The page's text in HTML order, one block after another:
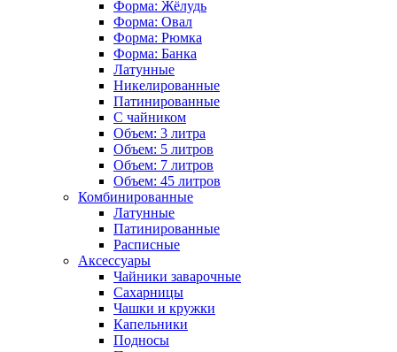
Форма: Жёлудь
Форма: Овал
Форма: Рюмка
Форма: Банка
Латунные
Никелированные
Патинированные
С чайником
Объем: 3 литра
Объем: 5 литров
Объем: 7 литров
Объем: 45 литров
Комбинированные
Латунные
Патинированные
Расписные
Аксессуары
Чайники заварочные
Сахарницы
Чашки и кружки
Капельники
Подносы